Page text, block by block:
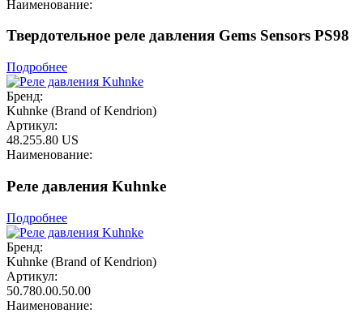
Наименование:
Твердотельное реле давления Gems Sensors PS98
Подробнее
Бренд:
Kuhnke (Brand of Kendrion)
Артикул:
48.255.80 US
Наименование:
Реле давления Kuhnke
Подробнее
Бренд:
Kuhnke (Brand of Kendrion)
Артикул:
50.780.00.50.00
Наименование: